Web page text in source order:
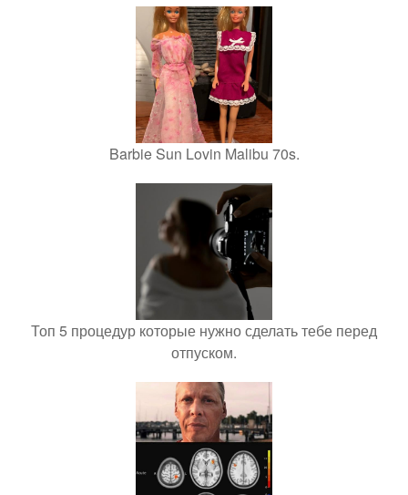
Barbie Sun Lovin Malibu 70s.
Топ 5 процедур которые нужно сделать тебе перед
отпуском.